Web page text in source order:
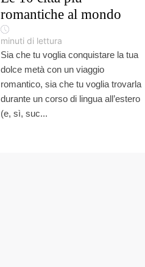
romantiche al mondo
minuti di lettura
Sia che tu voglia conquistare la tua
dolce metà con un viaggio
romantico, sia che tu voglia trovarla
durante un corso di lingua all’estero
(e, sì, suc...